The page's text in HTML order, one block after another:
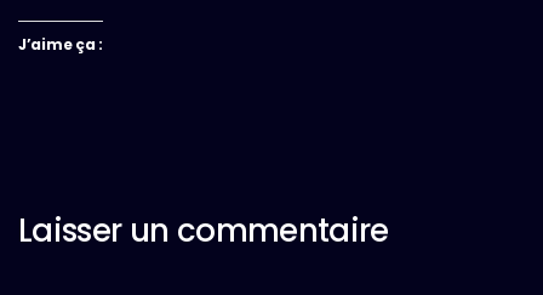
J’aime ça :
Laisser un commentaire